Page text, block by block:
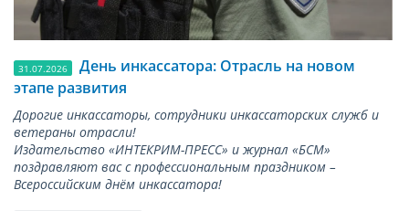
31.07.2026
День инкассатора: Отрасль на новом
этапе развития
Дорогие инкассаторы, сотрудники инкассаторских служб и
ветераны отрасли!
Издательство «ИНТЕКРИМ-ПРЕСС» и журнал «БСМ»
поздравляют вас с профессиональным праздником –
Всероссийским днём инкассатора!